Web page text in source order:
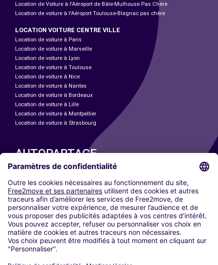
Location de Voiture à l'Aéroport de Bâle-Mulhouse Pas Chère
Location de voiture à l'Aéroport Toulouse-Blagnac pas chère
LOCATION VOITURE CENTRE VILLE
Location de voiture à Paris
Location de voiture à Marseille
Location de voiture à Lyon
Location de voiture à Toulouse
Location de voiture à Nice
Location de voiture à Nantes
Location de voiture à Bordeaux
Location de voiture à Lille
Location de voiture à Montpellier
Location de voiture à Strasbourg
AUTOPARTAGE
Paris
Madrid
Washington DC
Milan
Rome
Turin
Vienne
Berlin